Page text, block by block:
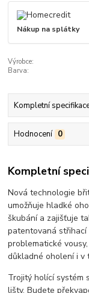
Nákup na splátky
Výrobce:
Barva:
Kompletní
Hodnocení 0
Kompletní
Nová technologie
umožňuje hladké
škubání a zajišťuje
patentovaná střihací
problematické
důkladné oholení i v
Trojitý holící systém
lišty. Budete